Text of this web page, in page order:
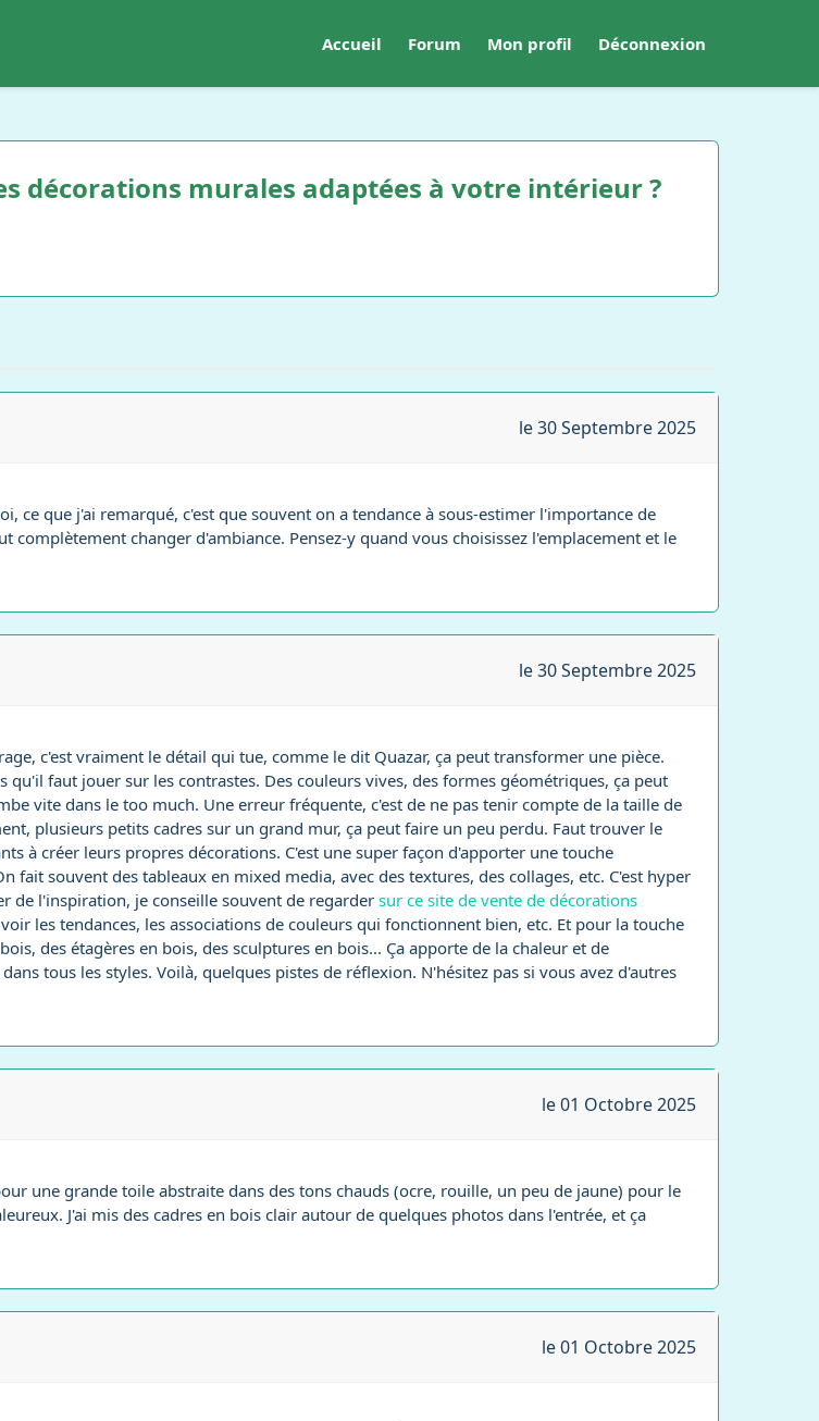
Accueil Forum Mon profil Déconnexion
décorations murales adaptées à votre intérieur ?
le 30 Septembre 2025
ce que j'ai remarqué, c'est que souvent on a tendance à sous-estimer l'importance de
changer d'ambiance. Pensez-y quand vous choisissez l'emplacement et le
le 30 Septembre 2025
c'est vraiment le détail qui tue, comme le dit Quazar, ça peut transformer une pièce.
faut jouer sur les contrastes. Des couleurs vives, des formes géométriques, ça peut
vite dans le too much. Une erreur fréquente, c'est de ne pas tenir compte de la taille de
plusieurs petits cadres sur un grand mur, ça peut faire un peu perdu. Faut trouver le
à créer leurs propres décorations. C'est une super façon d'apporter une touche
fait souvent des tableaux en mixed media, avec des textures, des collages, etc. C'est hyper
de l'inspiration, je conseille souvent de regarder sur ce site de vente de décorations
les tendances, les associations de couleurs qui fonctionnent bien, etc. Et pour la touche
des étagères en bois, des sculptures en bois... Ça apporte de la chaleur et de
tous les styles. Voilà, quelques pistes de réflexion. N'hésitez pas si vous avez d'autres
le 01 Octobre 2025
une grande toile abstraite dans des tons chauds (ocre, rouille, un peu de jaune) pour le
J'ai mis des cadres en bois clair autour de quelques photos dans l'entrée, et ça
le 01 Octobre 2025